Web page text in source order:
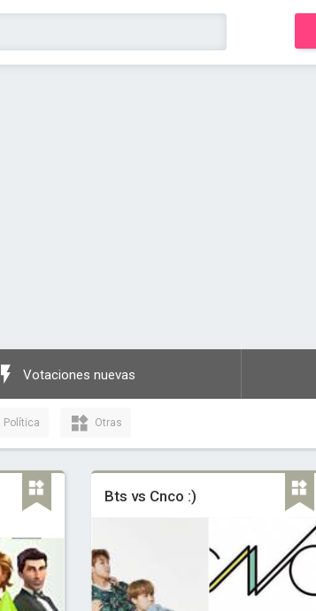
Votaciones nuevas
Política Otras
Bts vs Cnco :)